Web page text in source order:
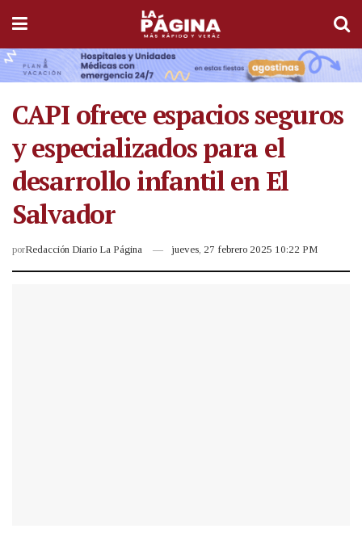
CAPI ofrece espacios seguros
y especializados para el
desarrollo infantil en El
Salvador
porRedacción Diario La Página jueves, 27 febrero 2025 10:22 PM